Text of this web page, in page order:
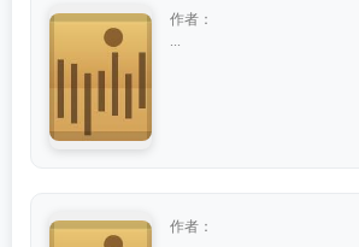
作者：
作者：